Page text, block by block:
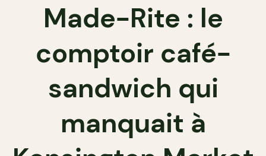
Made-Rite : le
comptoir café-
sandwich qui
manquait à